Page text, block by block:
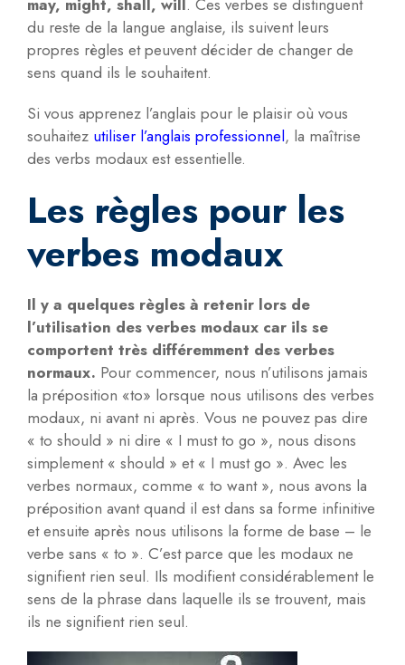
may, might, shall, will. Ces verbes se distinguent
du reste de la langue anglaise, ils suivent leurs
propres règles et peuvent décider de changer de
sens quand ils le souhaitent.
Si vous apprenez l’anglais pour le plaisir où vous
souhaitez utiliser l’anglais professionnel, la maîtrise
des verbs modaux est essentielle.
Les règles pour les
verbes modaux
Il y a quelques règles à retenir lors de
l’utilisation des verbes modaux car ils se
comportent très différemment des verbes
normaux. Pour commencer, nous n’utilisons jamais
la préposition «to» lorsque nous utilisons des verbes
modaux, ni avant ni après. Vous ne pouvez pas dire
« to should » ni dire « I must to go », nous disons
simplement « should » et « I must go ». Avec les
verbes normaux, comme « to want », nous avons la
préposition avant quand il est dans sa forme infinitive
et ensuite après nous utilisons la forme de base – le
verbe sans « to ». C’est parce que les modaux ne
signifient rien seul. Ils modifient considérablement le
sens de la phrase dans laquelle ils se trouvent, mais
ils ne signifient rien seul.